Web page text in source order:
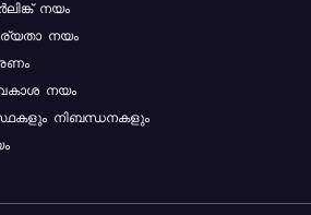
നയം
നയം
നയം
നിബന്ധനകളും